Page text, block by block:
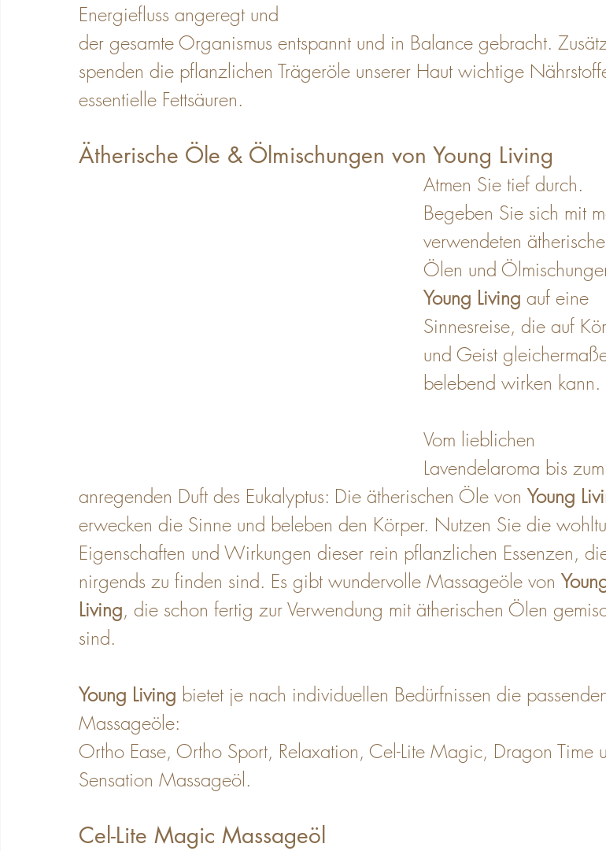
Energiefluss angeregt und
der gesamte Organismus entspannt und in Balance gebracht.
spenden die pflanzlichen Trägeröle unserer Haut wichtige
essentielle Fettsäuren.
Ätherische Öle & Ölmischungen von Young Living
Atmen Sie tief durch.
Begeben Sie sich mit
verwendeten
Ölen und
Young Living auf eine
Sinnesreise, die auf
und Geist
belebend wirken kann.
Vom lieblichen
Lavendelaroma bis zum
anregenden Duft des Eukalyptus: Die ätherischen Öle von Young
erwecken die Sinne und beleben den Körper. Nutzen Sie die
Eigenschaften und Wirkungen dieser rein pflanzlichen Essenzen,
nirgends zu finden sind. Es gibt wundervolle Massageöle von
Living, die schon fertig zur Verwendung mit ätherischen Ölen
sind.
Young Living bietet je nach individuellen Bedürfnissen die
Massageöle:
Ortho Ease, Ortho Sport, Relaxation, Cel-Lite Magic, Dragon Time
Sensation Massageöl.
Cel-Lite Magic Massageöl